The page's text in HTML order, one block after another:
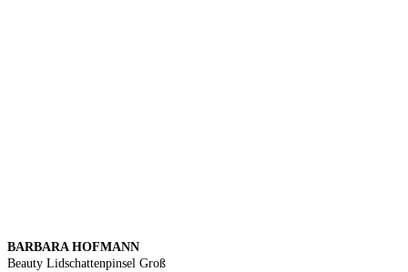
BARBARA HOFMANN
Beauty Lidschattenpinsel Groß